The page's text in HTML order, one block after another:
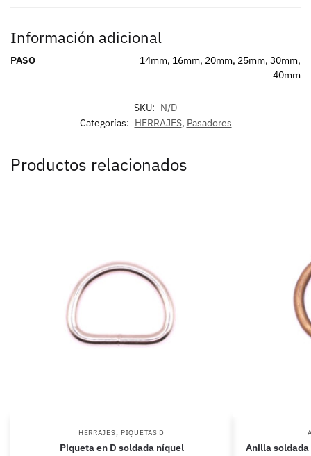
Información adicional
PASO
14mm, 16mm, 20mm, 25mm, 30mm,
40mm
SKU: N/D
Categorías: HERRAJES, Pasadores
Productos relacionados
HERRAJES, PIQUETAS D
Piqueta en D soldada níquel Anilla